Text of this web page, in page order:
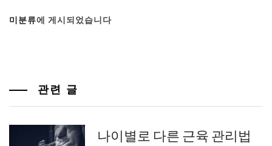
미분류에 게시되었습니다
관련 글
나이별로 다른 근육 관리법